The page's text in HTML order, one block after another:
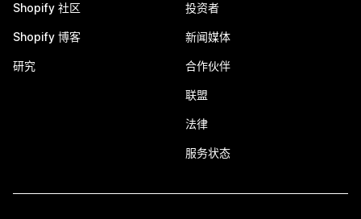
Shopify 社区
Shopify 博客
研究
投资者
新闻媒体
合作伙伴
联盟
法律
服务状态